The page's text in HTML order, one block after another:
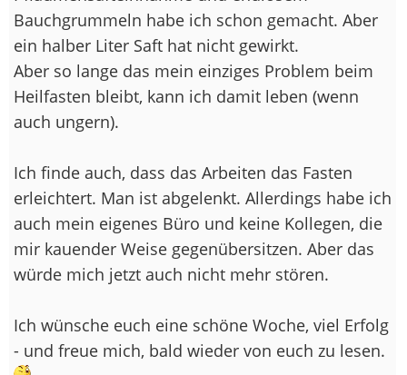
Bauchgrummeln habe ich schon gemacht. Aber
ein halber Liter Saft hat nicht gewirkt.
Aber so lange das mein einziges Problem beim
Heilfasten bleibt, kann ich damit leben (wenn
auch ungern).
Ich finde auch, dass das Arbeiten das Fasten
erleichtert. Man ist abgelenkt. Allerdings habe ich
auch mein eigenes Büro und keine Kollegen, die
mir kauender Weise gegenübersitzen. Aber das
würde mich jetzt auch nicht mehr stören.
Ich wünsche euch eine schöne Woche, viel Erfolg
- und freue mich, bald wieder von euch zu lesen.